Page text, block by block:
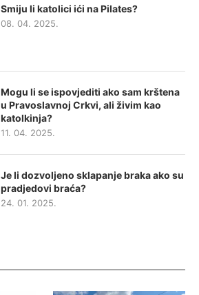
Smiju li katolici ići na Pilates?
08. 04. 2025.
Mogu li se ispovjediti ako sam krštena
u Pravoslavnoj Crkvi, ali živim kao
katolkinja?
11. 04. 2025.
Je li dozvoljeno sklapanje braka ako su
pradjedovi braća?
24. 01. 2025.